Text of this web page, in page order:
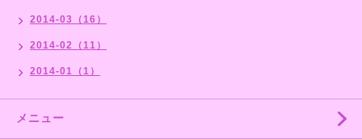
2014-03（16）
2014-02（11）
2014-01（1）
メニュー